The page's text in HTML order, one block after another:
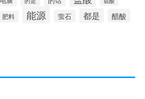
肥料 能源 萤石 都是 醋酸